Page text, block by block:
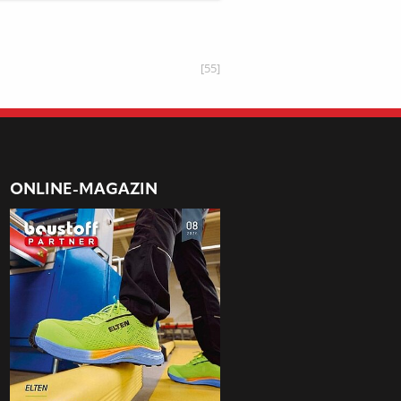
[55]
ONLINE-MAGAZIN